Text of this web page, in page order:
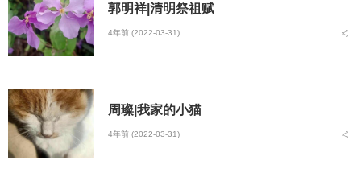
郭明祥|清明祭祖赋
4年前 (2022-03-31)
周璨|我家的小猫
4年前 (2022-03-31)